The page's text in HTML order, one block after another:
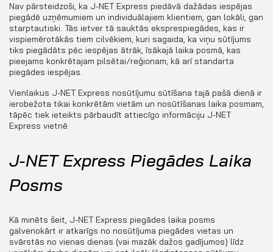
Nav pārsteidzoši, ka J-NET Express piedāvā dažādas iespējas
piegādē uzņēmumiem un individuālajiem klientiem, gan lokāli, gan
starptautiski. Tās ietver tā sauktās eksprespiegādes, kas ir
vispiemērotākās tiem cilvēkiem, kuri sagaida, ka viņu sūtījums
tiks piegādāts pēc iespējas ātrāk, īsākajā laika posmā, kas
pieejams konkrētajam pilsētai/reģionam; kā arī standarta
piegādes iespējas.
Vienlaikus J-NET Express nosūtījumu sūtīšana tajā pašā dienā ir
ierobežota tikai konkrētām vietām un nosūtīšanas laika posmam,
tāpēc tiek ieteikts pārbaudīt attiecīgo informāciju J-NET
Express vietnē.
J-NET Express Piegādes Laika
Posms
Kā minēts šeit, J-NET Express piegādes laika posms
galvenokārt ir atkarīgs no nosūtījuma piegādes vietas un
svārstās no vienas dienas (vai mazāk dažos gadījumos) līdz